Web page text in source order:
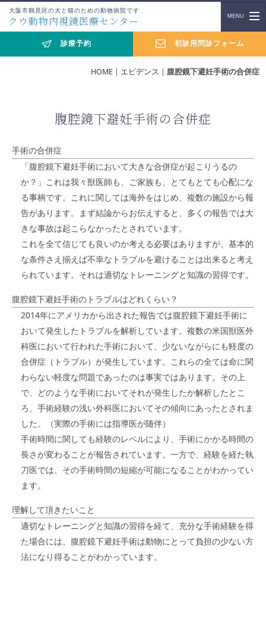
大阪市鶴見区の犬と猫のための動物病院です
クウ動物内視鏡医療センター
診療予約 初診用問診フォーム
HOME | エビデンス | 腹腔鏡下避妊手術の合併症
腹腔鏡下避妊手術の合併症
手術の合併症
「腹腔鏡下避妊手術において大きな合併症が起こりうるの
か？」これは我々獣医師も、ご家族も、とてもとても心配にな
る事柄です。これに関しては海外をはじめ、複数の施設から報
告があります。まず結論からお伝えすると、多くの報告では大
きな事故は起こらなかったとされています。
これを全て信じても良いのか考える必要はありますが、基本的
な条件さえ揃えば不幸なトラブルを避けることは出来ると考え
られています。それは適切なトレーニングと知識の習得です。
腹腔鏡下避妊手術のトラブルはどれくらい？
2014年にアメリカから出された報告では腹腔鏡下避妊手術に
おいて発生したトラブルを解析しています。複数の米国獣医外
科医において行われた手術において、少ないながらにも軽度の
合併症（トラブル）が発生しています。これらの全ては命に関
わらない軽度な問題であったのは事実ではあります。その上
で、どのような手術においてそれが発生したか解析したとこ
ろ、手術経験の浅い外科医においてその傾向にあったとされま
した。（実際の手術には指導医が随伴）
手術時間に関しても経験のレベルにより、手術にかかる時間の
長さが変わることが報告されています。一方で、経験を経た執
刀医では、その手術時間の短縮が可能になることがわかってい
ます。
理解して頂きたいこと
適切なトレーニングと知識の習得を経て、充分な手術経験を得
た場合には、腹腔鏡下避妊手術は動物にとって負担の少ない方
法になり得ることがわかっています。